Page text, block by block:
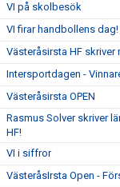
VI på skolbesök
VI firar handbollens dag!
Västeråsirsta HF
Intersportdagen -
Västeråsirsta OPEN
Rasmus Solver skriver
HF!
VI i siffror
VästeråsIrsta Open -